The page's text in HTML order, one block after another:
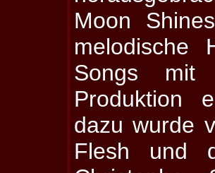
Moon
melodische
Songs mit
Produktion
dazu wurde
Flesh und